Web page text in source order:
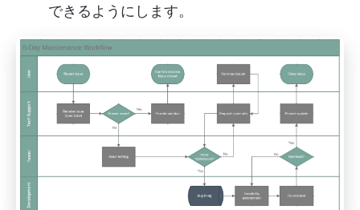
できるようにします。